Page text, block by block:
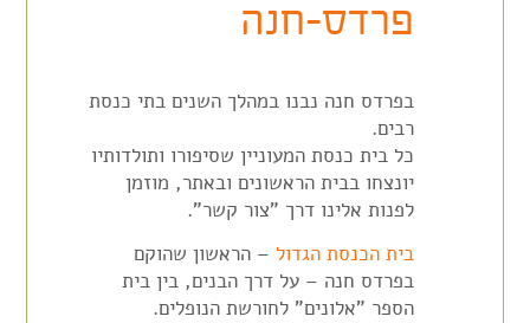
פרדס-חנה
בפרדס חנה נבנו במהלך השנים בתי כנסת
רבים.
כל בית כנסת המעוניין שסיפורו ותולדותיו
יונצחו בבית הראשונים ובאתר, מוזמן
לפנות אלינו דרך "צור קשר".
בית הכנסת הגדול – הראשון שהוקם
בפרדס חנה – על דרך הבנים, בין בית
הספר "אלונים" לחורשת הנופלים.